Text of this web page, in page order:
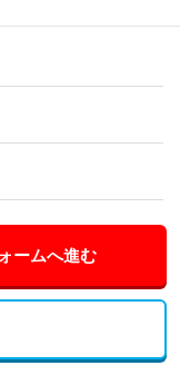
ームへ進む